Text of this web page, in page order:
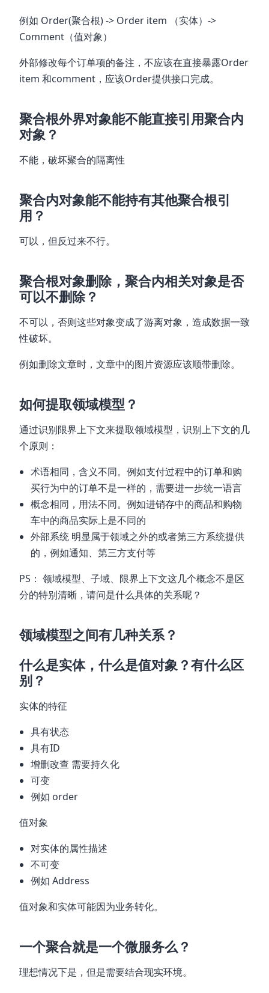
例如 Order(聚合根) -> Order item （实体）->
Comment（值对象）
外部修改每个订单项的备注，不应该在直接暴露Order
item 和comment，应该Order提供接口完成。
聚合根外界对象能不能直接引用聚合内
对象？
不能，破坏聚合的隔离性
聚合内对象能不能持有其他聚合根引
用？
可以，但反过来不行。
聚合根对象删除，聚合内相关对象是否
可以不删除？
不可以，否则这些对象变成了游离对象，造成数据一致
性破坏。
例如删除文章时，文章中的图片资源应该顺带删除。
如何提取领域模型？
通过识别限界上下文来提取领域模型，识别上下文的几
个原则：
术语相同，含义不同。例如支付过程中的订单和购
买行为中的订单不是一样的，需要进一步统一语言
概念相同，用法不同。例如进销存中的商品和购物
车中的商品实际上是不同的
外部系统 明显属于领域之外的或者第三方系统提供
的，例如通知、第三方支付等
PS： 领域模型、子域、限界上下文这几个概念不是区
分的特别清晰，请问是什么具体的关系呢？
领域模型之间有几种关系？
什么是实体，什么是值对象？有什么区
别？
实体的特征
具有状态
具有ID
增删改查 需要持久化
可变
例如 order
值对象
对实体的属性描述
不可变
例如 Address
值对象和实体可能因为业务转化。
一个聚合就是一个微服务么？
理想情况下是，但是需要结合现实环境。